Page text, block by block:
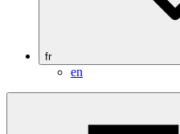
fr
en